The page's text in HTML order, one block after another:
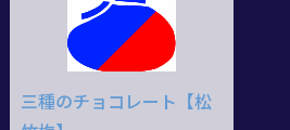
三種のチョコレート【松